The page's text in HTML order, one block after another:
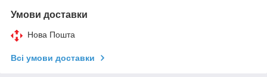
Умови доставки
Нова Пошта
Всі умови доставки